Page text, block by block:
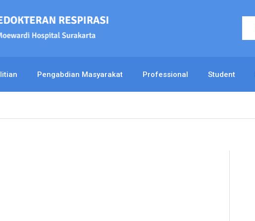
Pengabdian Masyarakat Professional Student